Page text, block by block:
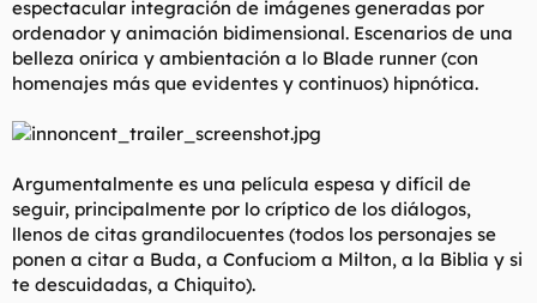
espectacular integración de imágenes generadas por
ordenador y animación bidimensional. Escenarios de una
belleza onírica y ambientación a lo Blade runner (con
homenajes más que evidentes y continuos) hipnótica.
Argumentalmente es una película espesa y difícil de
seguir, principalmente por lo críptico de los diálogos,
llenos de citas grandilocuentes (todos los personajes se
ponen a citar a Buda, a Confuciom a Milton, a la Biblia y si
te descuidadas, a Chiquito).